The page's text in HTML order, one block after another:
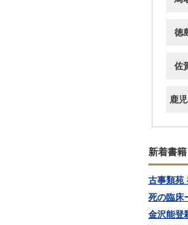
徳
佐
鹿
新着書籍
古事類苑
死の臨床
金沢能登